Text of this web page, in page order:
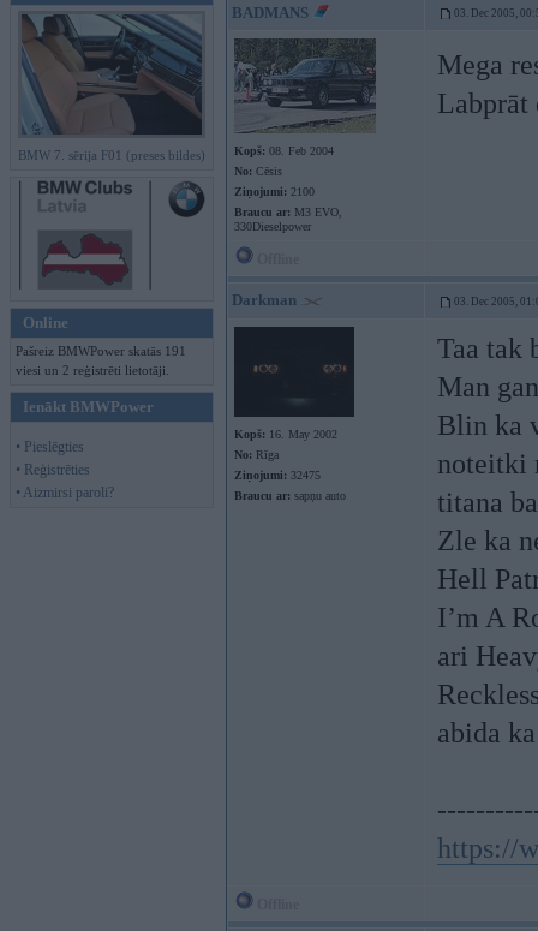
BMW 7. sērija F01 (preses bildes)
Online
Pašreiz BMWPower skatās 191
viesi un 2 reģistrēti lietotāji.
Ienākt BMWPower
• Pieslēgties
• Reģistrēties
• Aizmirsi paroli?
BADMANS 03. Dec 2005,
Kopš: 08. Feb 2004
No: Cēsis
Ziņojumi: 2100
Braucu ar: M3 EVO,
330Dieselpower
Mega
Darkman 03. Dec 2005,
Kopš: 16. May 2002
No: Rīga
Ziņojumi: 32475
Braucu ar: sapņu auto
Taa tak
Man
Blin ka
noteitki
titana
Zle ka
Hell
I’m A
ari
abida
https://